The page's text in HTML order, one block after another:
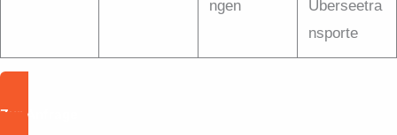
ngen
Überseetra
nsporte
Zur Anfrage